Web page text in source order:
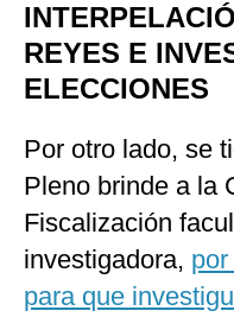
REYES E
ELECCIONES
Por otro lado, se
Pleno brinde a la
Fiscalización
investigadora,
para que